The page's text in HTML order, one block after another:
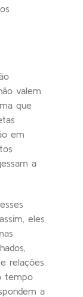
valem
que
em
a
eles
relações
tempo
a